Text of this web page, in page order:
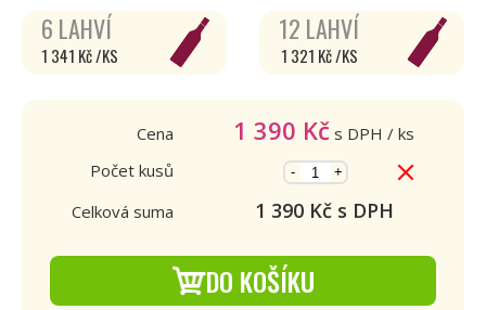
6 LAHVÍ
1 341 Kč /KS
12 LAHVÍ
1 321 Kč /KS
Cena 1 390 Kč s DPH / ks
Počet kusů
- +
Celková suma 1 390Kč s DPH
DO KOŠÍKU